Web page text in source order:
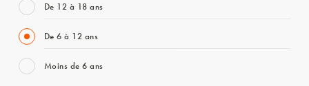
De 12 à 18 ans
De 6 à 12 ans
Moins de 6 ans